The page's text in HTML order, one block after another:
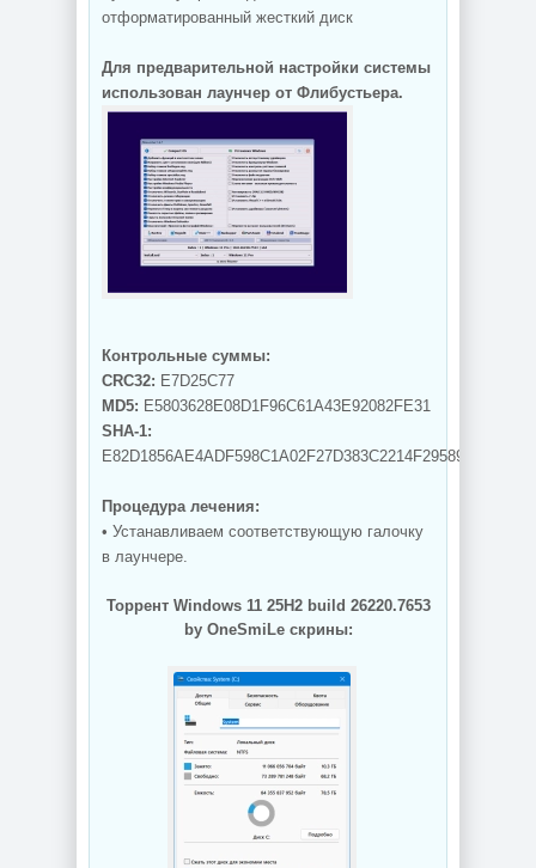
отформатированный жесткий диск
Для предварительной настройки системы
использован лаунчер от Флибустьера.
Контрольные суммы:
CRC32: E7D25C77
MD5: E5803628E08D1F96C61A43E92082FE31
SHA-1:
E82D1856AE4ADF598C1A02F27D383C2214F29589
Процедура лечения:
• Устанавливаем соответствующую галочку
в лаунчере.
Торрент Windows 11 25H2 build 26220.7653
by OneSmiLe скрины: